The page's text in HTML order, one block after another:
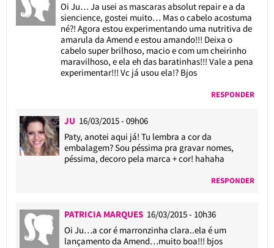
Oi Ju… Ja usei as mascaras absolut repair e a da
siencience, gostei muito… Mas o cabelo acostuma
né?! Agora estou experimentando uma nutritiva de
amarula da Amend e estou amando!!! Deixa o
cabelo super brilhoso, macio e com um cheirinho
maravilhoso, e ela eh das baratinhas!!! Vale a pena
experimentar!!! Vc já usou ela!? Bjos
RESPONDER
JU 16/03/2015 - 09h06
Paty, anotei aqui já! Tu lembra a cor da
embalagem? Sou péssima pra gravar nomes,
péssima, decoro pela marca + cor! hahaha
RESPONDER
PATRICIA MARQUES 16/03/2015 - 10h36
Oi Ju…a cor é marronzinha clara..ela é um
lançamento da Amend…muito boa!!! bjos